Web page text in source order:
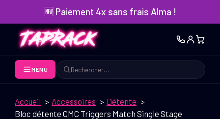
contenu
🆕 Paiement 4x sans frais Alma !
MENU
Rechercher
Accueil Accessoires
Détente
Bloc détente CMC Triggers Match Single Stage